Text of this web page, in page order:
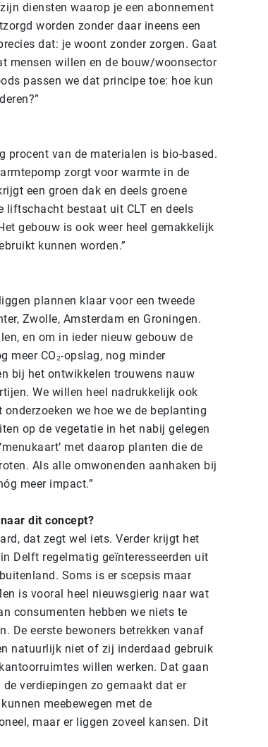
diensten waarop je een abonnement
worden zonder daar ineens een
dat: je woont zonder zorgen. Gaat
mensen willen en de bouw/woonsector
passen we dat principe toe: hoe kun
procent van de materialen is bio-based.
zorgt voor warmte in de
een groen dak en deels groene
liftschacht bestaat uit CLT en deels
gebouw is ook weer heel gemakkelijk
kunnen worden.”
plannen klaar voor een tweede
Zwolle, Amsterdam en Groningen.
en om in ieder nieuw gebouw de
meer CO₂-opslag, nog minder
bij het ontwikkelen trouwens nauw
We willen heel nadrukkelijk ook
we hoe we de beplanting
op de vegetatie in het nabij gelegen
met daarop planten die de
Als alle omwonenden aanhaken bij
meer impact.”
dit concept?
dat zegt wel iets. Verder krijgt het
Delft regelmatig geïnteresseerden uit
Soms is er scepsis maar
is vooral heel nieuwsgierig naar wat
consumenten hebben we niets te
De eerste bewoners betrekken vanaf
natuurlijk niet of zij inderdaad gebruik
willen werken. Dat gaan
verdiepingen zo gemaakt dat er
meebewegen met de
maar er liggen zoveel kansen. Dit